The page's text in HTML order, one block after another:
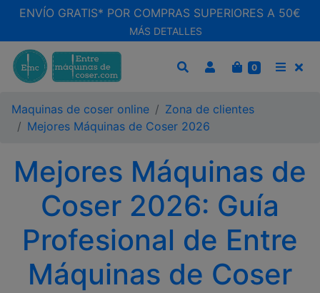
ENVÍO GRATIS* POR COMPRAS SUPERIORES A 50€
MÁS DETALLES
CARRITO
0
Maquinas de coser online
Zona de clientes
Mejores Máquinas de Coser 2026
Mejores Máquinas de
Coser 2026: Guía
Profesional de Entre
Máquinas de Coser